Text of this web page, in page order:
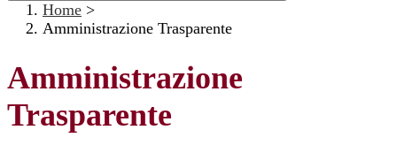
Home >
Amministrazione Trasparente
Amministrazione
Trasparente